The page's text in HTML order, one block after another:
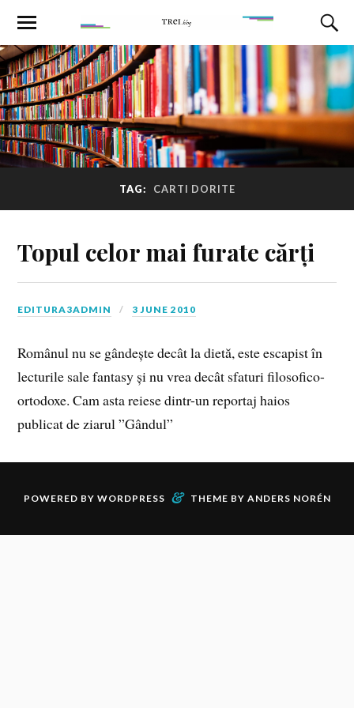
TAG: CARTI DORITE
Topul celor mai furate cărți
EDITURA3ADMIN 3 JUNE 2010
Românul nu se gândește decât la dietă, este escapist în
lecturile sale fantasy și nu vrea decât sfaturi filosofico-
ortodoxe. Cam asta reiese dintr-un reportaj haios
publicat de ziarul ”Gândul”
POWERED BY WORDPRESS & THEME BY ANDERS NORÉN